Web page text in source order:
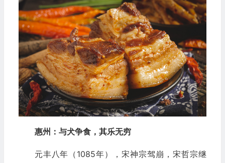
惠州：与犬争食，其乐无穷
元丰八年（1085年），宋神宗驾崩，宋哲宗继